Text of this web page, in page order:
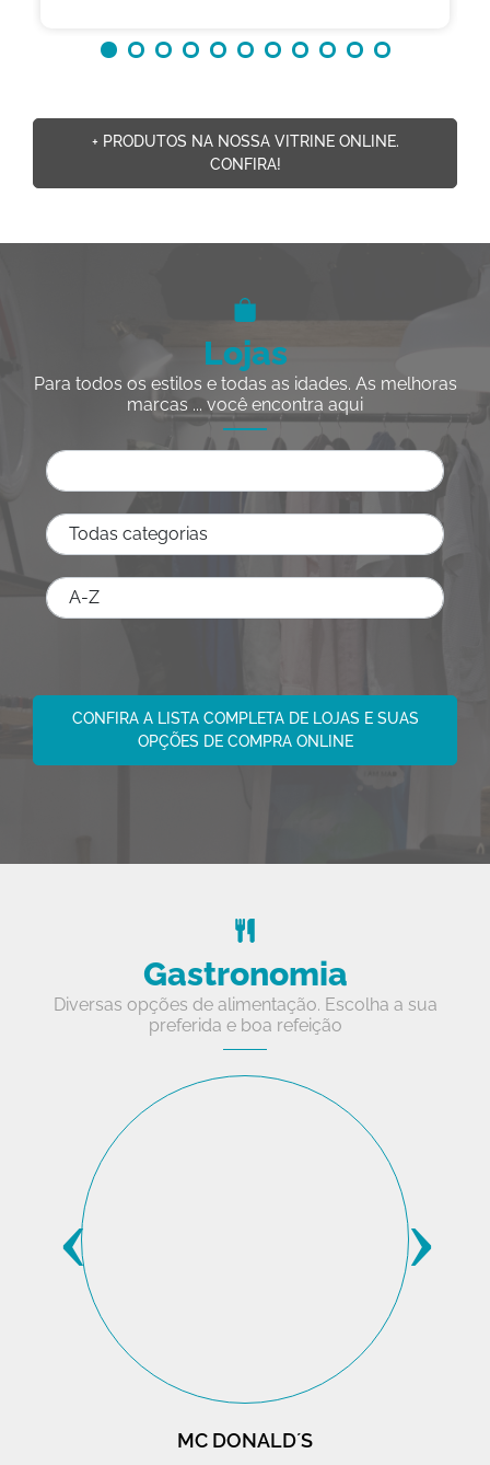
+ PRODUTOS NA NOSSA VITRINE ONLINE.
CONFIRA!
Lojas
Para todos os estilos e todas as idades. As melhoras
marcas ... você encontra aqui
CONFIRA A LISTA COMPLETA DE LOJAS E SUAS
OPÇÕES DE COMPRA ONLINE
Gastronomia
Diversas opções de alimentação. Escolha a sua
preferida e boa refeição
MC DONALD´S
‹ ›